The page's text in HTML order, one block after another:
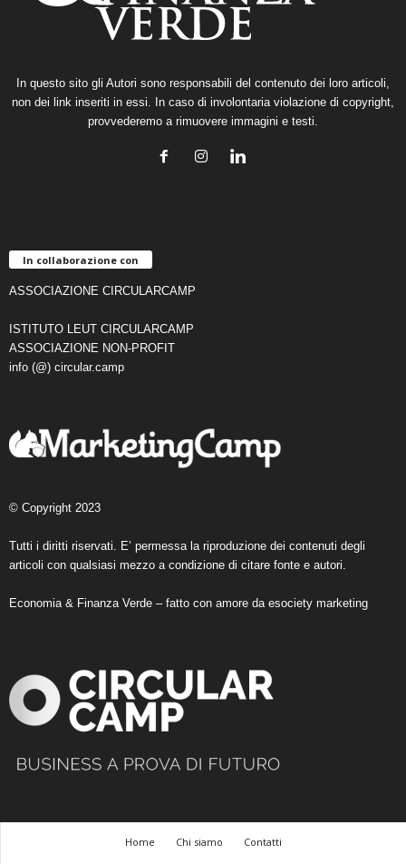
In questo sito gli Autori sono responsabili del contenuto dei loro articoli,
non dei link inseriti in essi. In caso di involontaria violazione di copyright,
provvederemo a rimuovere immagini e testi.
In collaborazione con
ASSOCIAZIONE CIRCULARCAMP
ISTITUTO LEUT CIRCULARCAMP
ASSOCIAZIONE NON-PROFIT
info (@) circular.camp
© Copyright 2023
Tutti i diritti riservati. E’ permessa la riproduzione dei contenuti degli
articoli con qualsiasi mezzo a condizione di citare fonte e autori.
Economia & Finanza Verde – fatto con amore da esociety marketing
Home Chi siamo
Contatti